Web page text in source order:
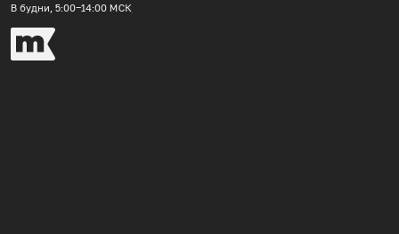
В будни, 5:00‒14:00 МСК